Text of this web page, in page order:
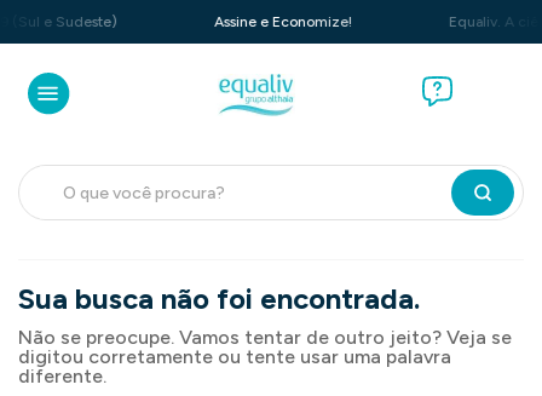
e Sudeste) Assine e Economize! Equaliv. A
O que você procura?
Sua busca não foi encontrada.
Não se preocupe. Vamos tentar de outro jeito? Veja se
digitou corretamente ou tente usar uma palavra
diferente.